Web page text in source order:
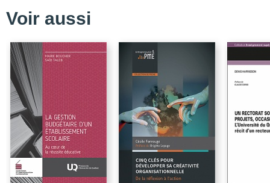
La famille Brisebois :
Privilèges d’une
Éveils intellectuels
Prises de conscience
Entrée au Grand
Ici Radio-Canada
Voir aussi